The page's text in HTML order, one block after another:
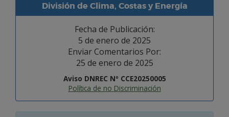
División de Clima, Costas y Energía
Fecha de Publicación:
5 de enero de 2025
Enviar Comentarios Por:
25 de enero de 2025
Aviso DNREC Nº CCE20250005
Política de no Discriminación